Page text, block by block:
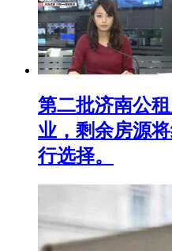
第二批济南公
业，剩余房源
行选择。